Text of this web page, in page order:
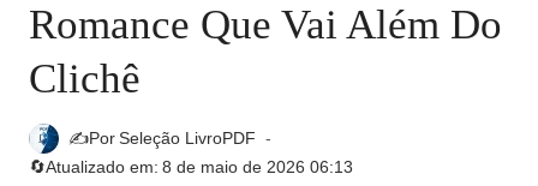
Romance Que Vai Além Do
Clichê
✍️PorSeleção LivroPDF
🔄Atualizado em: 8 de maio de 2026 06:13